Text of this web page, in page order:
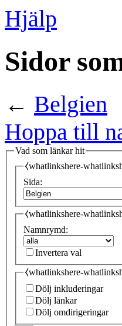
Hjälp
Sidor
← Belgien
Hoppa till
Vad som länkar hit
⧼whatlinkshere-
Sida:
⧼whatlinkshere-
Namnrymd:
Invertera val
⧼whatlinkshere-
Dölj inkluderingar
Dölj länkar
Dölj omdirigeringar